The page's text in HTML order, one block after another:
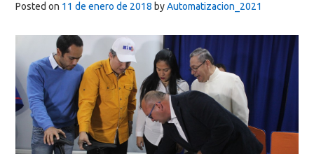
Posted on 11 de enero de 2018 byAutomatizacion_2021